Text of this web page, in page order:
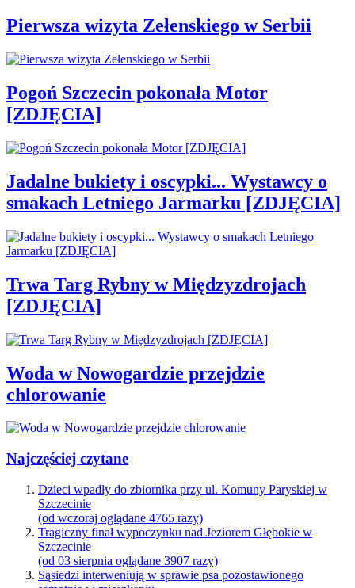
Pierwsza wizyta Zełenskiego w Serbii
Pogoń Szczecin pokonała Motor
[ZDJĘCIA]
Jadalne bukiety i oscypki... Wystawcy o
smakach Letniego Jarmarku [ZDJĘCIA]
Trwa Targ Rybny w Międzyzdrojach
[ZDJĘCIA]
Woda w Nowogardzie przejdzie
chlorowanie
Najczęściej czytane
Dzieci wpadły do zbiornika przy ul. Komuny Paryskiej w
Szczecinie
(od wczoraj oglądane 4765 razy)
Tragiczny finał wypoczynku nad Jeziorem Głębokie w
Szczecinie
(od 03 sierpnia oglądane 3907 razy)
Sąsiedzi interweniują w sprawie psa pozostawionego